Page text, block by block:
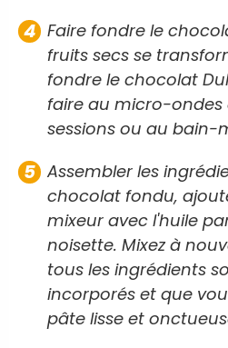
Faire fondre le
fruits secs se
fondre le chocolat
faire au micro-ondes
sessions ou au bain-
Assembler les
chocolat fondu,
mixeur avec l'huile
noisette. Mixez à
tous les ingrédients
incorporés et que
pâte lisse et